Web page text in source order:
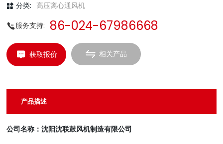
分类: 高压离心通风机
服务支持: 86-024-67986668
获取报价 相关产品
产品描述
公司名称：沈阳沈联鼓风机制造有限公司